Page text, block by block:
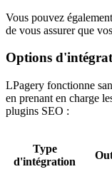
Vous pouvez
de vous assurer que
Options
LPagery fonctionne
en prenant en charge
plugins SEO :
Type
d'intégration